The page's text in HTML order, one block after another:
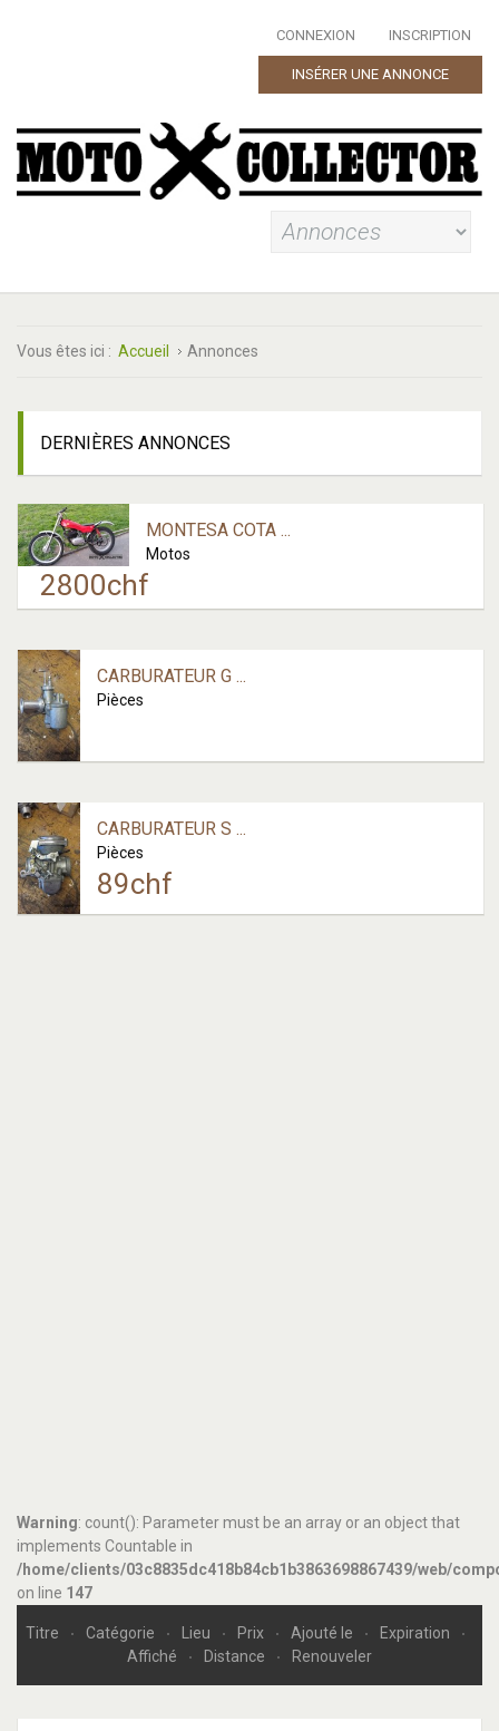
CONNEXION INSCRIPTION
INSÉRER UNE ANNONCE
Vous êtes ici : Accueil Annonces
DERNIÈRES ANNONCES
MONTESA COTA ...
Motos
2800chf
CARBURATEUR G ...
Pièces
CARBURATEUR S ...
Pièces
89chf
Warning: count(): Parameter must be an array or an object that
implements Countable in
/home/clients/03c8835dc418b84cb1b3863698867439/web/
on line 147
Titre Catégorie Lieu Prix Ajouté le
Expiration
Affiché
Distance Renouveler